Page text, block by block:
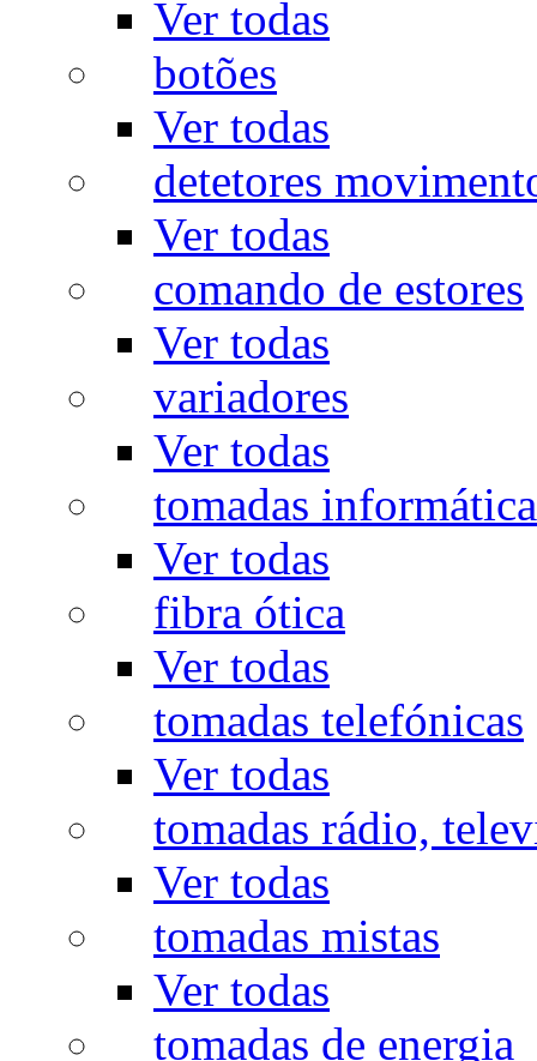
Ver todas
botões
Ver todas
detetores
Ver todas
comando de estores
Ver todas
variadores
Ver todas
tomadas
Ver todas
fibra ótica
Ver todas
tomadas telefónicas
Ver todas
tomadas rádio,
Ver todas
tomadas mistas
Ver todas
tomadas de energia